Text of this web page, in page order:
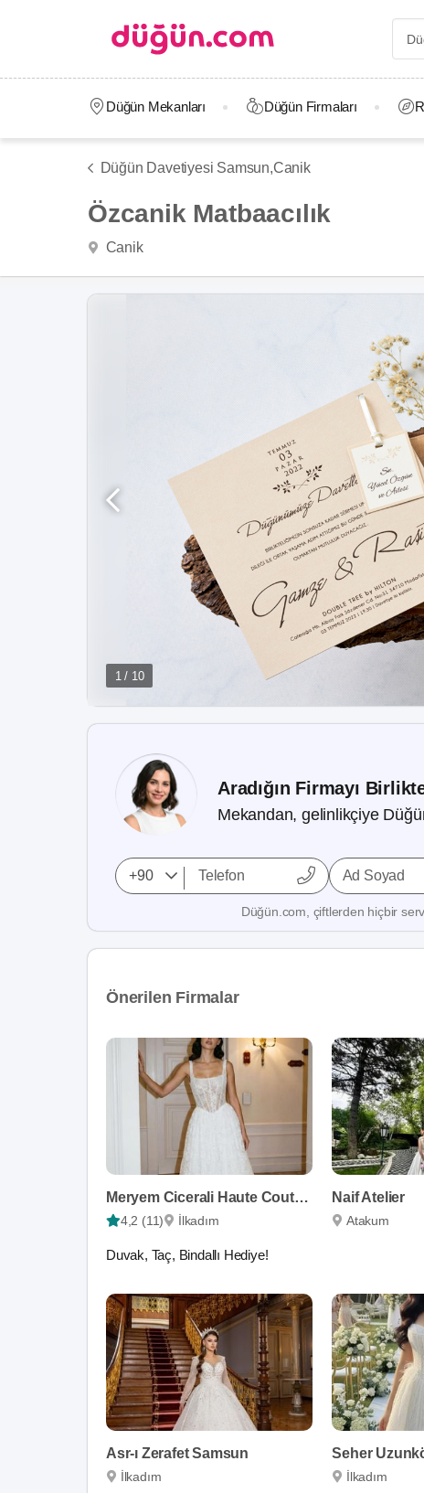
Düğün Mekanları Düğün Firmaları
Düğün Davetiyesi Samsun,Canik
Özcanik Matbaacılık
Canik
1 / 10
Aradığın Firmayı
Mekandan, gelinlikçiye
Ad Soyad
Düğün.com, çiftlerden hiçbir
Önerilen Firmalar
Meryem Cicerali Haute Couture
4,2 (11) İlkadım
Duvak, Taç, Bindallı Hediye!
Naif Atelier
Atakum
Asr-ı Zerafet Samsun
İlkadım İlkadım